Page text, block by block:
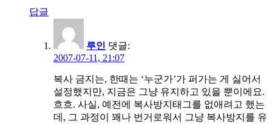
답글
루인 댓글:
2007-07-11, 21:07
복사 금지는, 한때는 ‘누군가’가 퍼가는 게 싫어서
설정했지만, 지금은 그냥 유지하고 있을 뿐이에요.
흐흐. 사실, 예전에 복사방지태그를 없애려고 했는
데, 그 과정이 꽤나 번거로워서 그냥 복사방지를 유